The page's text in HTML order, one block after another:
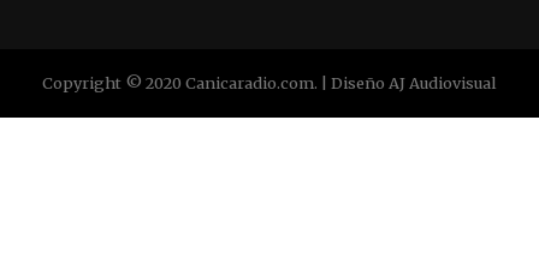
Copyright © 2020 Canicaradio.com. | Diseño AJ Audiovisual